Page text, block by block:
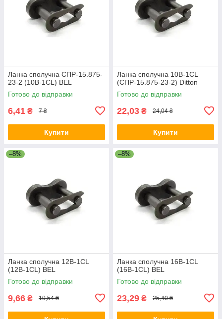
Ланка сполучна СПР-15.875-
23-2 (10B-1CL) BEL
Готово до відправки
6,41 ₴ 7 ₴
Купити
Ланка сполучна 10B-1CL
(СПР-15.875-23-2) Ditton
Готово до відправки
22,03 ₴ 24,04 ₴
Купити
–8%
Ланка сполучна 12B-1CL
(12B-1CL) BEL
Готово до відправки
9,66 ₴ 10,54 ₴
–8%
Ланка сполучна 16B-1CL
(16B-1CL) BEL
Готово до відправки
23,29 ₴ 25,40 ₴